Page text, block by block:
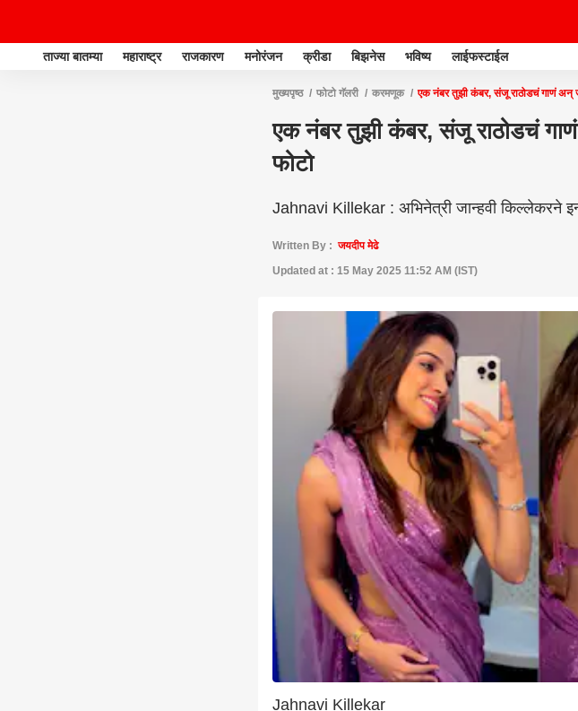
ताज्या बातम्या महाराष्ट्र राजकारण मनोरंजन क्रीडा बिझनेस भविष्य लाईफस्टाईल
मुख्यपृष्ठ फोटो गॅलरी करमणूक एक नंबर तुझी कंबर, संजू राठोडचं गाणं
एक नंबर तुझी कंबर, संजू राठोडचं
फोटो
Jahnavi Killekar : अभिनेत्री जान्हवी किल्लेकरने
Written By :जयदीप मेढे
Updated at : 15 May 2025 11:52 AM (IST)
Jahnavi Killekar